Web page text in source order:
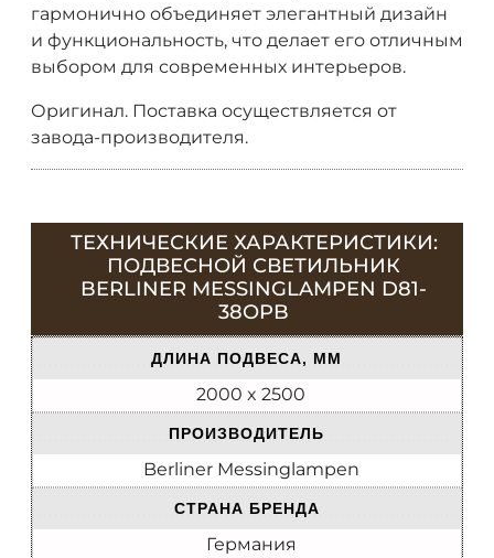
гармонично объединяет элегантный дизайн
и функциональность, что делает его отличным
выбором для современных интерьеров.
Оригинал. Поставка осуществляется от
завода-производителя.
ТЕХНИЧЕСКИЕ ХАРАКТЕРИСТИКИ:
ПОДВЕСНОЙ СВЕТИЛЬНИК
BERLINER MESSINGLAMPEN D81-
38OPB
ДЛИНА ПОДВЕСА, ММ
2000 x 2500
ПРОИЗВОДИТЕЛЬ
Berliner Messinglampen
СТРАНА БРЕНДА
Германия